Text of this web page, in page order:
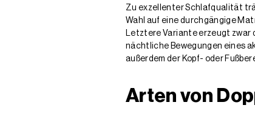
Zu exzellenter Schlafqualität
Wahl auf eine durchgängige
Letztere Variante erzeugt zwar
nächtliche Bewegungen eines
außerdem der Kopf- oder
Arten von